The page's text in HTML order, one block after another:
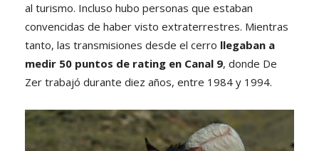
al turismo. Incluso hubo personas que estaban
convencidas de haber visto extraterrestres. Mientras
tanto, las transmisiones desde el cerro llegaban a
medir 50 puntos de rating en Canal 9, donde De
Zer trabajó durante diez años, entre 1984 y 1994.